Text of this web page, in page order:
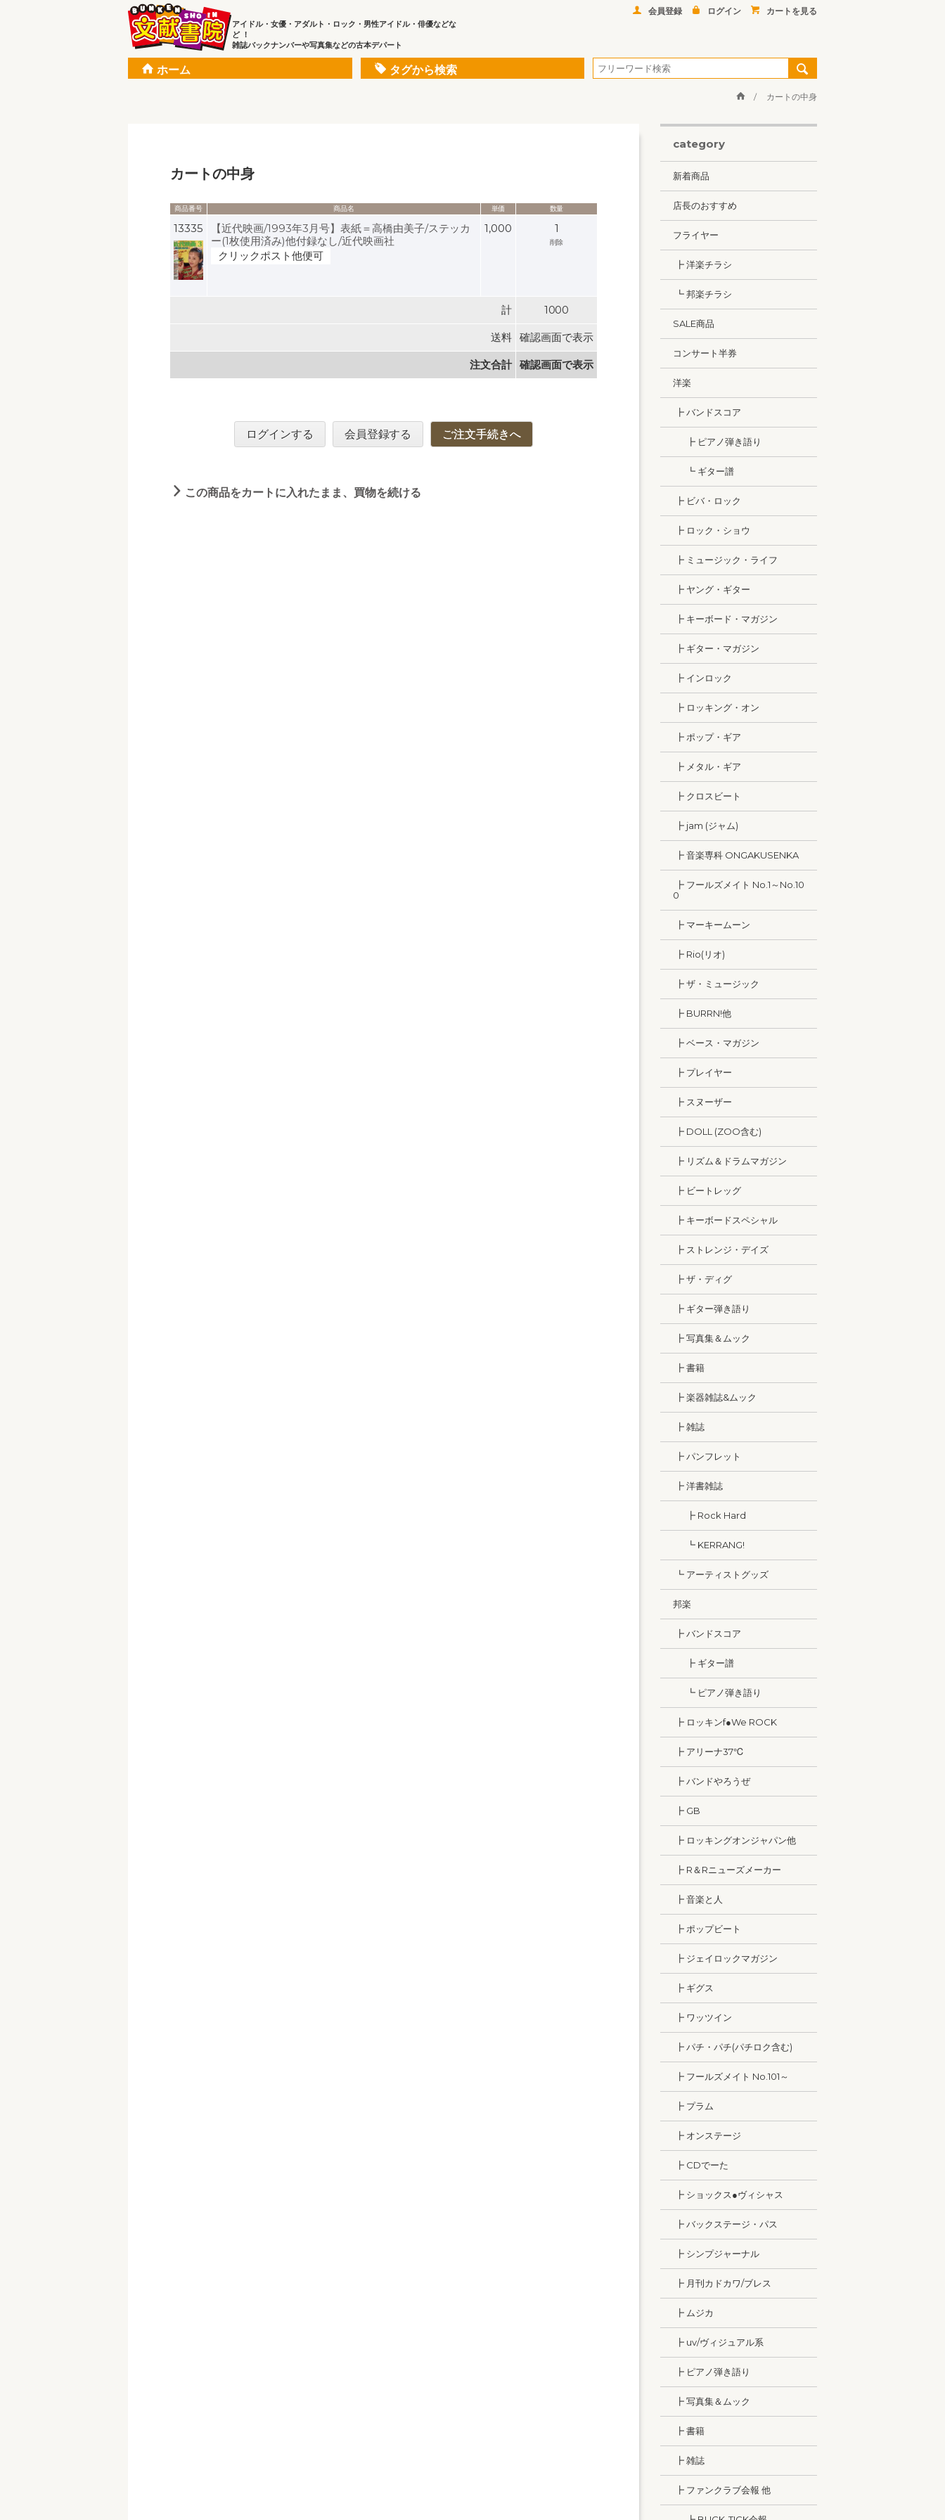
アイドル・女優・アダルト・ロック・男性アイドル・俳優などな
ど ！
雑誌バックナンバーや写真集などの古本デパート
会員登録 ログイン カートを見る
ホーム タグから検索
カートの中身
カートの中身
商品番号 商品名 単価 数量
13335
【近代映画/1993年3月号】表紙＝高橋由美子/ステッカ
ー(1枚使用済み)他付録なし/近代映画社
クリックポスト他便可
1,000 1
削除
計 1000
送料 確認画面で表示
注文合計 確認画面で表示
ログインする 会員登録する ご注文手続きへ
この商品をカートに入れたまま、買物を続ける
category
新着商品
店長のおすすめ
フライヤー
┣ 洋楽チラシ
┗ 邦楽チラシ
SALE商品
コンサート半券
洋楽
┣ バンドスコア
┣ ピアノ弾き語り
┗ ギター譜
┣ ビバ・ロック
┣ ロック・ショウ
┣ ミュージック・ライフ
┣ ヤング・ギター
┣ キーボード・マガジン
┣ ギター・マガジン
┣ インロック
┣ ロッキング・オン
┣ ポップ・ギア
┣ メタル・ギア
┣ クロスビート
┣ jam (ジャム)
┣ 音楽専科 ONGAKUSENKA
┣ フールズメイト No.1～No.10
0
┣ マーキームーン
┣ Rio(リオ)
┣ ザ・ミュージック
┣ BURRN!他
┣ ベース・マガジン
┣ プレイヤー
┣ スヌーザー
┣ DOLL (ZOO含む)
┣ リズム＆ドラムマガジン
┣ ビートレッグ
┣ キーボードスペシャル
┣ ストレンジ・デイズ
┣ ザ・ディグ
┣ ギター弾き語り
┣ 写真集＆ムック
┣ 書籍
┣ 楽器雑誌&ムック
┣ 雑誌
┣ パンフレット
┣ 洋書雑誌
┣ Rock Hard
┗ KERRANG!
┗ アーティストグッズ
邦楽
┣ バンドスコア
┣ ギター譜
┗ ピアノ弾き語り
┣ ロッキンf●We ROCK
┣ アリーナ37℃
┣ バンドやろうぜ
┣ GB
┣ ロッキングオンジャパン他
┣ R＆Rニューズメーカー
┣ 音楽と人
┣ ポップビート
┣ ジェイロックマガジン
┣ ギグス
┣ ワッツイン
┣ パチ・パチ(パチロク含む)
┣ フールズメイト No.101～
┣ プラム
┣ オンステージ
┣ CDでーた
┣ ショックス●ヴィシャス
┣ バックステージ・パス
┣ シンプジャーナル
┣ 月刊カドカワ/ブレス
┣ ムジカ
┣ uv/ヴィジュアル系
┣ ピアノ弾き語り
┣ 写真集＆ムック
┣ 書籍
┣ 雑誌
┣ ファンクラブ会報 他